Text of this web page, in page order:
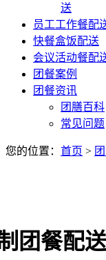
送
员工工作餐配
快餐盒饭配送
会议活动餐配
团餐案例
团餐资讯
团膳百科
常见问题
您的位置： 首页 >
团餐配